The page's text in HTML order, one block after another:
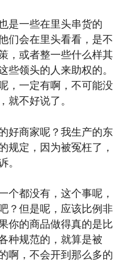
是一些在里头串货的
们会在里头看看，是不
，或者整一些什么样其
些领头的人来助权的。
，一定有啊，不可能没
就不好说了。
好商家呢？我生产的东
规定，因为被冤枉了，
。
个都没有，这个事呢，
？但是呢，应该比例非
你的商品做得真的是比
种规范的，就算是被
啊，不会开到那么多的